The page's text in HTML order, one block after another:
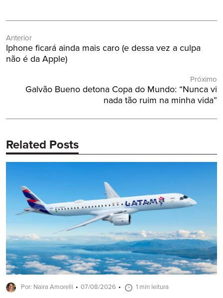
de
Post
Anterior
Post
Anterior:
Iphone ficará ainda mais caro (e dessa vez a culpa
não é da Apple)
Próximo
Próximo
Galvão Bueno detona Copa do Mundo: “Nunca vi
nada tão ruim na minha vida”
Related Posts
Por: Naira Amorelli 07/08/2026 1 min leitura